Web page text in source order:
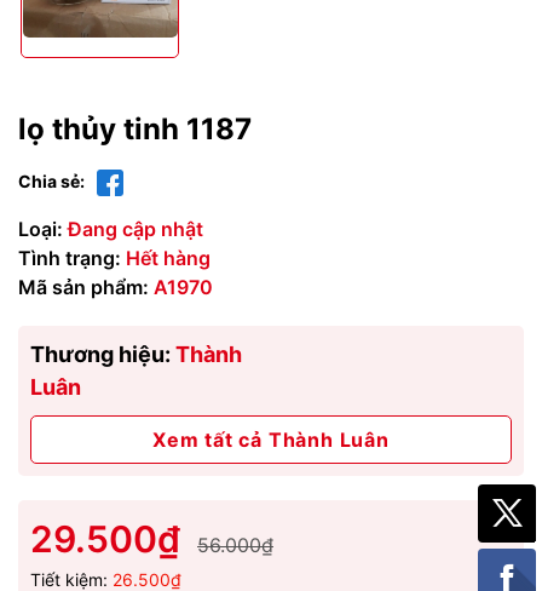
lọ thủy tinh 1187
Chia sẻ:
Loại: Đang cập nhật
Tình trạng: Hết hàng
Mã sản phẩm: A1970
Thương hiệu: Thành
Luân
Xem tất cả Thành Luân
29.500₫ 56.000₫
Tiết kiệm: 26.500₫